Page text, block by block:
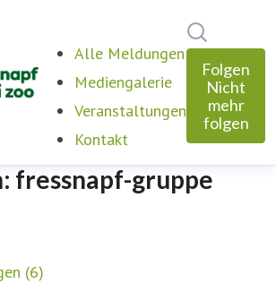
Alle Meldungen
Mediengalerie
Veranstaltungen
Kontakt
Folgen
Nicht
mehr
folgen
fressnapf-gruppe
(6)